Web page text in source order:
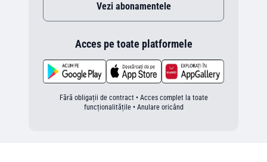
Vezi abonamentele
Acces pe toate platformele
Fără obligații de contract • Acces complet la toate
funcționalitățile • Anulare oricând